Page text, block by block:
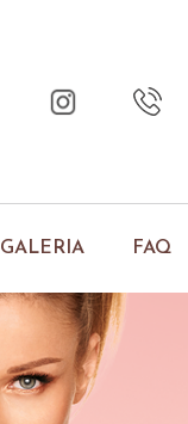
GALERIA FAQ